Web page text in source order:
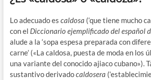
Lo adecuado es caldosa (‘que tiene mucho
con el Diccionario ejemplificado del español
alude a la ‘sopa espesa preparada con
carne’ («La caldosa, puesta de moda en los
una variante del conocido ajiaco cubano»).
sustantivo derivadocaldosera